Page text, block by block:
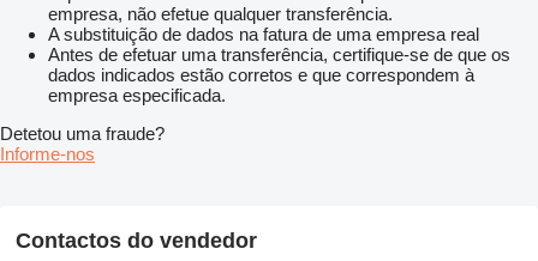
empresa, não efetue qualquer transferência.
A substituição de dados na fatura de uma empresa real
Antes de efetuar uma transferência, certifique-se de que os
dados indicados estão corretos e que correspondem à
empresa especificada.
Detetou uma fraude?
Informe-nos
Contactos do vendedor